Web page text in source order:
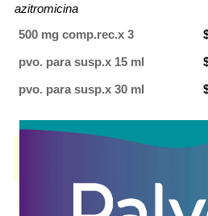
azitromicina
500 mg comp.rec.x 3
pvo. para susp.x 15 ml
pvo. para susp.x 30 ml
azitromicinay se